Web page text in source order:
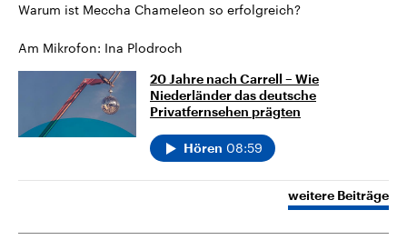
Warum ist Meccha Chameleon so erfolgreich?
Am Mikrofon: Ina Plodroch
20 Jahre nach Carrell – Wie
Niederländer das deutsche
Privatfernsehen prägten
Hören 08:59
weitere Beiträge